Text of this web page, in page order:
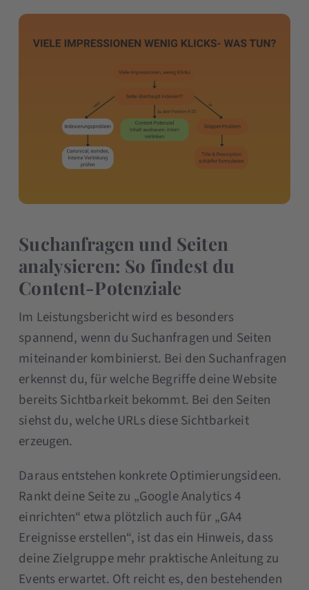
Suchanfragen und Seiten
analysieren: So findest du
Content-Potenziale
Im Leistungsbericht wird es besonders
spannend, wenn du Suchanfragen und Seiten
miteinander kombinierst. Bei den Suchanfragen
erkennst du, für welche Begriffe deine Website
bereits Sichtbarkeit bekommt. Bei den Seiten
siehst du, welche URLs diese Sichtbarkeit
erzeugen.
Daraus entstehen konkrete Optimierungsideen.
Rankt deine Seite zu „Google Analytics 4
einrichten“ etwa plötzlich auch für „GA4
Ereignisse erstellen“, ist das ein Hinweis, dass
deine Zielgruppe mehr praktische Anleitung zu
Events erwartet. Oft reicht es, den bestehenden